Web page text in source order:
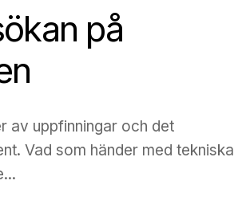
på
av uppfinningar och det
Vad som händer med tekniska